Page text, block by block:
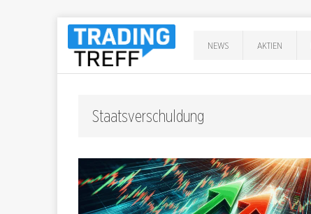
NEWS AKTIEN
Staatsverschuldung